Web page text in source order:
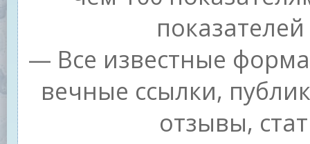
— Все известные
вечные ссылки,
отзывы,